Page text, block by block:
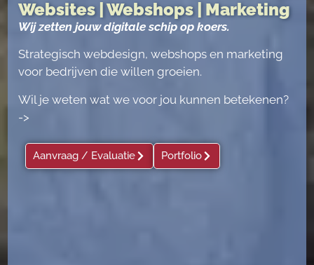
Websites | Webshops | Marketing
Wij zetten jouw digitale schip op koers.
Strategisch webdesign, webshops en marketing
voor bedrijven die willen groeien.
Wil je weten wat we voor jou kunnen betekenen?
->
Aanvraag / Evaluatie Portfolio